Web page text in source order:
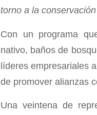
torno a la
Con un programa
nativo, baños de
líderes empresariales
de promover alianzas
Una veintena de